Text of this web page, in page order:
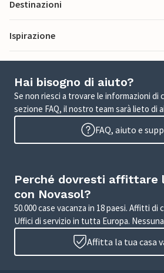
Destinazioni
Ispirazione
Hai bisogno di aiuto?
Se non riesci a trovare le informazioni di
sezione FAQ, il nostro team sarà lieto di
FAQ, aiuto e
Perché dovresti affittare
con Novasol?
50.000 case vacanza in 18 paesi. Affitti di
Uffici di servizio in tutta Europa.
Affitta la tua casa